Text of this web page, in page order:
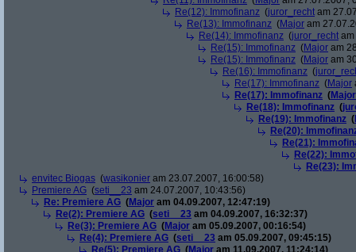
Re(12): Immofinanz (juror_recht am
Re(13): Immofinanz (Major am
Re(14): Immofinanz (juror_recht
Re(15): Immofinanz (Major am
Re(15): Immofinanz (Major am
Re(16): Immofinanz (
Re(17): Immofinanz (Major
Re(17): Immofinanz (Major
Re(18): Immofinanz (
Re(19): Immofinanz (
Re(20):
Re(21):
Re(22):
Re(23):
envitec Biogas (wasikonier am 23.07.2007, 16:00:58)
Premiere AG (seti__23 am 24.07.2007, 10:43:56)
Re: Premiere AG (Major am 04.09.2007, 12:47:19)
Re(2): Premiere AG (seti__23 am 04.09.2007, 16:32:37)
Re(3): Premiere AG (Major am 05.09.2007, 00:16:54)
Re(4): Premiere AG (seti__23 am 05.09.2007, 09:45:15)
Re(5): Premiere AG (Major am 11.09.2007, 11:24:14)